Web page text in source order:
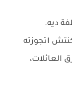
ديه.
اتجوزته
العائلات،